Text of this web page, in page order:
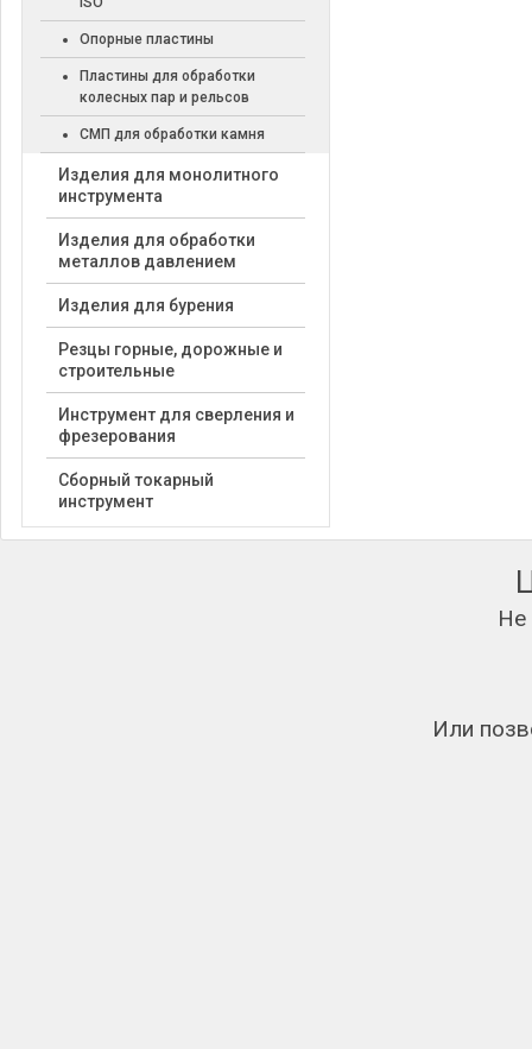
Опорные пластины
Пластины для обработки
колесных пар и рельсов
СМП для обработки камня
Изделия для монолитного
инструмента
Изделия для обработки
металлов давлением
Изделия для бурения
Резцы горные, дорожные и
строительные
Инструмент для сверления и
фрезерования
Сборный токарный
инструмент
Не
Или